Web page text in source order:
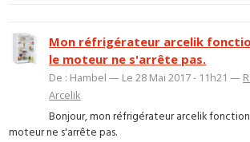
Mon réfrigérateur arcelik
le moteur ne s'arrête pas.
De : Hambel — Le 28 Mai 2017 - 11h21 —
Arcelik
Bonjour, mon réfrigérateur arcelik
moteur ne s'arrête pas.